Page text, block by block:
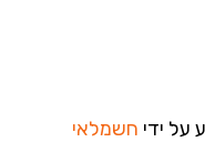
חשמלאי